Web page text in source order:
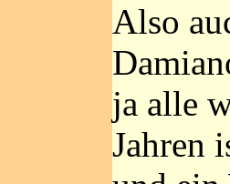
Also
ja alle
Jahren